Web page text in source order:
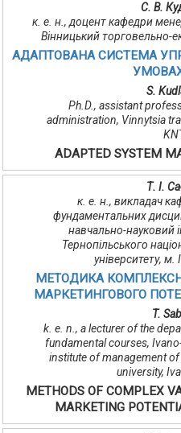
С. В.
к. е. н., доцент кафедри
Вінницький торговельно-
АДАПТОВАНА CИСТЕМА
S.
Ph.D., assistant
administration, Vinnytsia
ADAPTED SYSTEM
Т. І.
к. е. н., викладач
фундаментальних
навчально-науковий
Тернопільського
університету, м.
МЕТОДИКА
МАРКЕТИНГОВОГО
T.
k. e. n., a lecturer of the
fundamental courses,
institute of management
university,
METHODS OF COMPLEX
MARKETING